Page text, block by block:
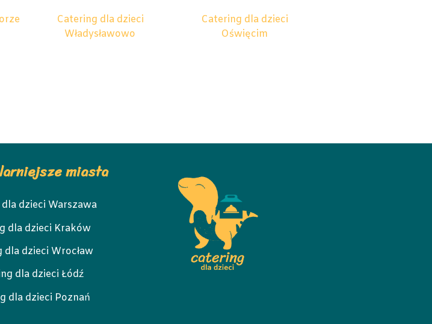
Catering dla dzieci
Władysławowo
Catering dla dzieci
Oświęcim
miasta
dzieci Warszawa
dla dzieci Kraków
dla dzieci Wrocław
dla dzieci Łódź
dla dzieci Poznań